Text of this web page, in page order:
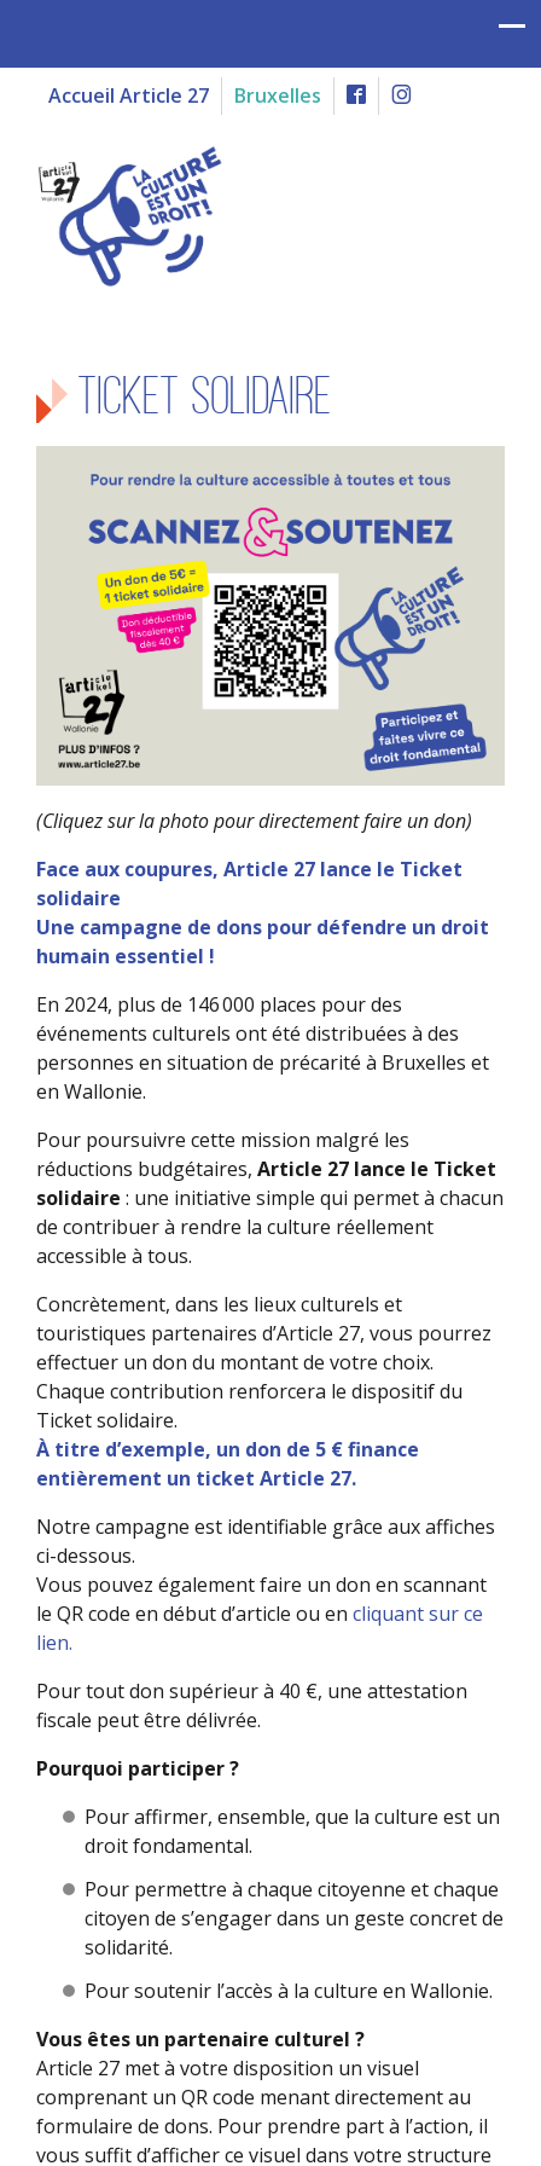
Accueil Article 27 Bruxelles
Ticket solidaire
(Cliquez sur la photo pour directement faire un don)
Face aux coupures, Article 27 lance le Ticket
solidaire
Une campagne de dons pour défendre un droit
humain essentiel !
En 2024, plus de 146 000 places pour des
événements culturels ont été distribuées à des
personnes en situation de précarité à Bruxelles et
en Wallonie.
Pour poursuivre cette mission malgré les
réductions budgétaires, Article 27 lance le Ticket
solidaire : une initiative simple qui permet à chacun
de contribuer à rendre la culture réellement
accessible à tous.
Concrètement, dans les lieux culturels et
touristiques partenaires d’Article 27, vous pourrez
effectuer un don du montant de votre choix.
Chaque contribution renforcera le dispositif du
Ticket solidaire.
À titre d’exemple, un don de 5 € finance
entièrement un ticket Article 27.
Notre campagne est identifiable grâce aux affiches
ci-dessous.
Vous pouvez également faire un don en scannant
le QR code en début d’article ou en cliquant sur ce
lien.
Pour tout don supérieur à 40 €, une attestation
fiscale peut être délivrée.
Pourquoi participer ?
Pour affirmer, ensemble, que la culture est un
droit fondamental.
Pour permettre à chaque citoyenne et chaque
citoyen de s’engager dans un geste concret de
solidarité.
Pour soutenir l’accès à la culture en Wallonie.
Vous êtes un partenaire culturel ?
Article 27 met à votre disposition un visuel
comprenant un QR code menant directement au
formulaire de dons. Pour prendre part à l’action, il
vous suffit d’afficher ce visuel dans votre structure